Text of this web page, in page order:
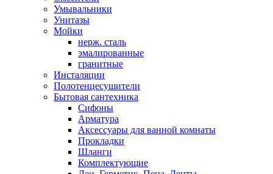
Умывальники
Унитазы
Мойки
нерж. сталь
эмалированные
гранитные
Инсталяции
Полотенцесушители
Бытовая сантехника
Сифоны
Арматура
Аксессуары для ванной комнаты
Прокладки
Шланги
Комплектующие